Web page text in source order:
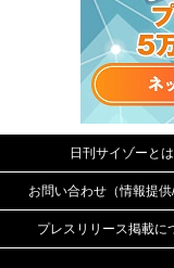
日刊サイゾーとは
お問い合わせ（情報提供/
プレスリリース掲載に